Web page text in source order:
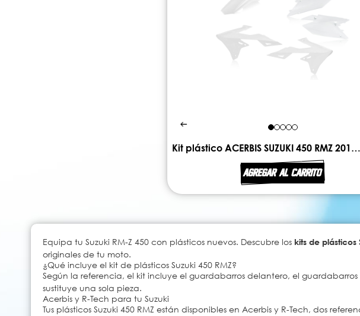
Kit plástico ACERBIS SUZUKI 450 RMZ 2018-2022
AGREGAR AL CARRITO
Equipa tu Suzuki RM-Z 450 con plásticos nuevos. Descubre los kits de plásticos
originales de tu moto.
¿Qué incluye el kit de plásticos Suzuki 450 RMZ?
Según la referencia, el kit incluye el guardabarros delantero, el
sustituye una sola pieza.
Acerbis y R-Tech para tu Suzuki
Tus plásticos Suzuki 450 RMZ están disponibles en Acerbis y R-Tech, dos